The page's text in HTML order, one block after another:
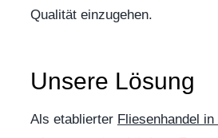
Qualität einzugehen.
Unsere Lösung
Als etablierter Fliesenhandel in